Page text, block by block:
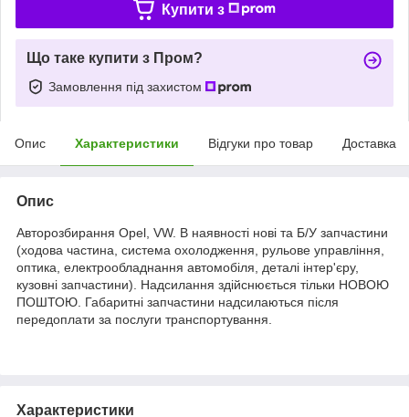
Купити з
Що таке купити з Пром?
Замовлення під захистом
Опис Характеристики Відгуки про товар Доставка
Опис
Авторозбирання Opel, VW. В наявності нові та Б/У запчастини
(ходова частина, система охолодження, рульове управління,
оптика, електрообладнання автомобіля, деталі інтер'єру,
кузовні запчастини). Надсилання здійснюється тільки НОВОЮ
ПОШТОЮ. Габаритні запчастини надсилаються після
передоплати за послуги транспортування.
Характеристики